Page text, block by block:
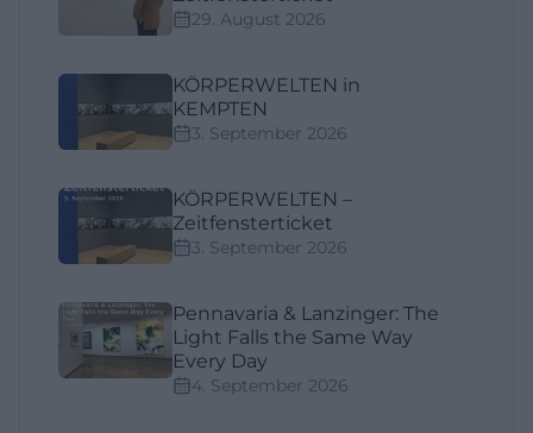
29. August 2026
KÖRPERWELTEN in
KEMPTEN
3. September 2026
KÖRPERWELTEN –
Zeitfensterticket
3. September 2026
Pennavaria & Lanzinger: The
Light Falls the Same Way
Every Day
4. September 2026